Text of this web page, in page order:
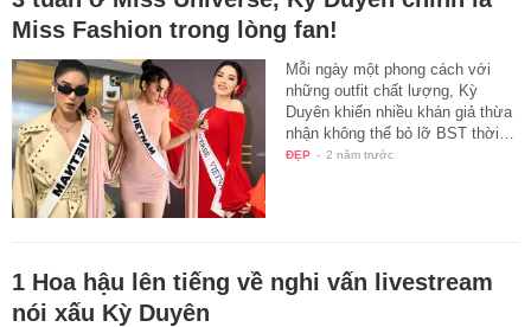
Miss Fashion trong lòng fan!
Mỗi ngày một phong cách với
những outfit chất lượng, Kỳ
Duyên khiến nhiều khán giả thừa
nhận không thể bỏ lỡ BST thời…
ĐẸP - 2 năm trước
1 Hoa hậu lên tiếng về nghi vấn livestream
nói xấu Kỳ Duyên